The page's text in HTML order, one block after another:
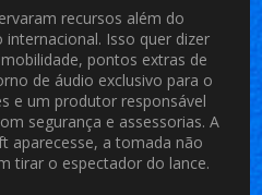
recursos além do
Isso quer dizer
pontos extras de
de áudio exclusivo para o
e um produtor responsável
segurança e assessorias. A
aparecesse, a tomada não
tirar o espectador do lance.